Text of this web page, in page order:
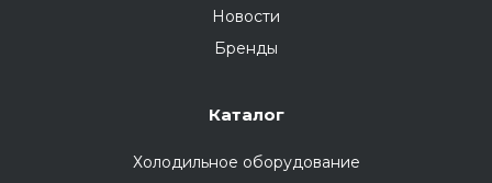
Новости
Бренды
Каталог
Холодильное оборудование